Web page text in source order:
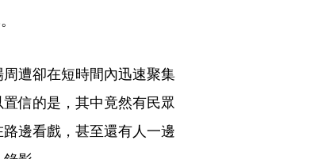
遭卻在短時間內迅速聚集
信的是，其中竟然有民眾
邊看戲，甚至還有人一邊